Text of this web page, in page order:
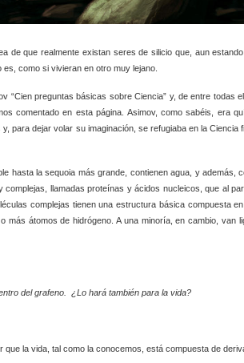
de que realmente existan seres de silicio que, aun
como si vivieran en otro muy lejano.
“Cien preguntas básicas sobre Ciencia” y, de entre todas
comentado en esta página. Asimov, como sabéis, era
para dejar volar su imaginación, se refugiaba en la Ciencia
hasta la sequoia más grande, contienen agua, y además,
llamadas proteínas y ácidos nucleicos, que al
complejas tienen una estructura básica compuesta
más átomos de hidrógeno. A una minoría, en cambio, van
del grafeno. ¿Lo hará también para la vida?
la vida, tal como la conocemos, está compuesta de